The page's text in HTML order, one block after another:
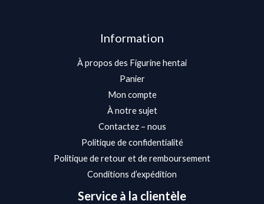
Information
À propos des Figurine hentai
Panier
Mon compte
À notre sujet
Contactez – nous
Politique de confidentialité
Politique de retour et de remboursement
Conditions d’expédition
Service à la clientèle